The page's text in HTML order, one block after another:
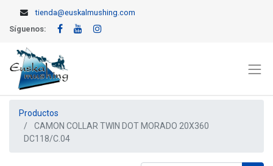
tienda@euskalmushing.com
Síguenos:
Productos
CAMON COLLAR TWIN DOT MORADO 20X360
DC118/C.04